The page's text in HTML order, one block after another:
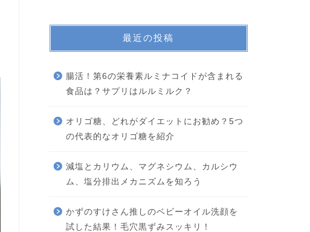
最近の投稿
腸活！第6の栄養素ルミナコイドが含まれる
食品は？サプリはルルミルク？
オリゴ糖、どれがダイエットにお勧め？5つ
の代表的なオリゴ糖を紹介
減塩とカリウム、マグネシウム、カルシウ
ム、塩分排出メカニズムを知ろう
かずのすけさん推しのベビーオイル洗顔を
試した結果！毛穴黒ずみスッキリ！